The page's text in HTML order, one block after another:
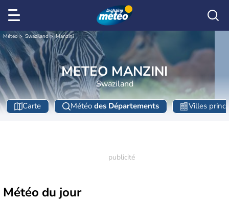
Météo Swaziland Manzini
METEO MANZINI
Swaziland
Carte Météo des Départements Villes
Météo du jour